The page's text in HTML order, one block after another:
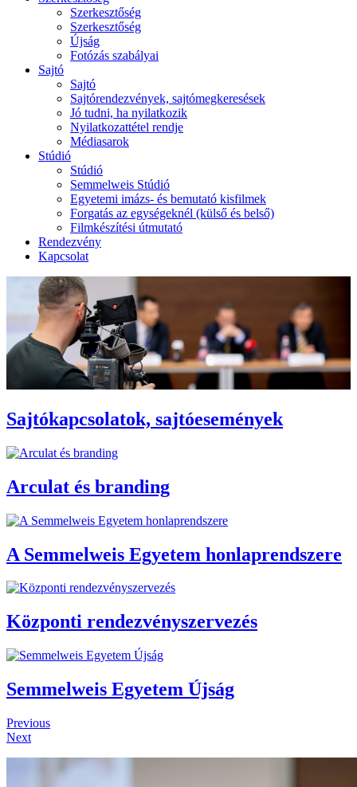
Szerkesztőség
Szerkesztőség
Újság
Fotózás szabályai
Sajtó
Sajtó
Sajtórendezvények, sajtómegkeresések
Jó tudni, ha nyilatkozik
Nyilatkozattétel rendje
Médiasarok
Stúdió
Stúdió
Semmelweis Stúdió
Egyetemi imázs- és bemutató kisfilmek
Forgatás az egységeknél (külső és belső)
Filmkészítési útmutató
Rendezvény
Kapcsolat
Sajtókapcsolatok, sajtóesemények
Arculat és branding
A Semmelweis Egyetem honlaprendszere
Központi rendezvényszervezés
Semmelweis Egyetem Újság
Previous
Next